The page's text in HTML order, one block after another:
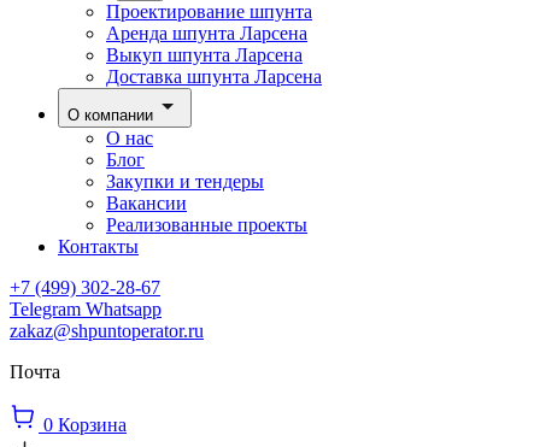
Проектирование шпунта
Аренда шпунта Ларсена
Выкуп шпунта Ларсена
Доставка шпунта Ларсена
О компании
О нас
Блог
Закупки и тендеры
Вакансии
Реализованные проекты
Контакты
+7 (499) 302-28-67
Telegram Whatsapp
zakaz@shpuntoperator.ru
Почта
0 Корзина